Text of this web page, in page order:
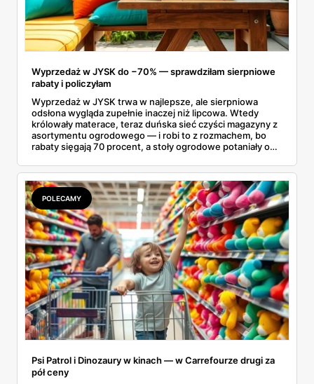
Wyprzedaż w JYSK do −70% — sprawdziłam sierpniowe
rabaty i policzyłam
Wyprzedaż w JYSK trwa w najlepsze, ale sierpniowa
odsłona wygląda zupełnie inaczej niż lipcowa. Wtedy
królowały materace, teraz duńska sieć czyści magazyny z
asortymentu ogrodowego — i robi to z rozmachem, bo
rabaty sięgają 70 procent, a stoły ogrodowe potaniały o
wyprzedażową pozycja po pozycji i wybrałam rzeczy, przy
których przecena jest realna, a nie tylko marketingowa.
Kilka z nich kończy się szybciej, niż zapowiada kalendarz.
POLECAMY
Psi Patrol i Dinozaury w kinach — w Carrefourze drugi za
pół ceny